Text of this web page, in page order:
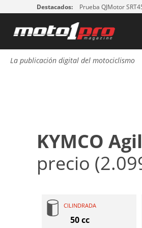
Destacados: Prueba QJMotor
La publicación digital del motociclismo
KYMCO
precio
CILINDRADA
50 cc